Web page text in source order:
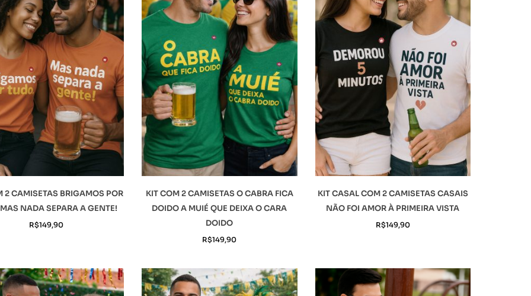
2 CAMISETAS BRIGAMOS POR
NADA SEPARA A GENTE!
R$149,90
KIT COM 2 CAMISETAS O CABRA FICA
DOIDO A MUIÉ QUE DEIXA O CARA
DOIDO
R$149,90
KIT CASAL COM 2 CAMISETAS CASAIS
NÃO FOI AMOR À PRIMEIRA VISTA
R$149,90